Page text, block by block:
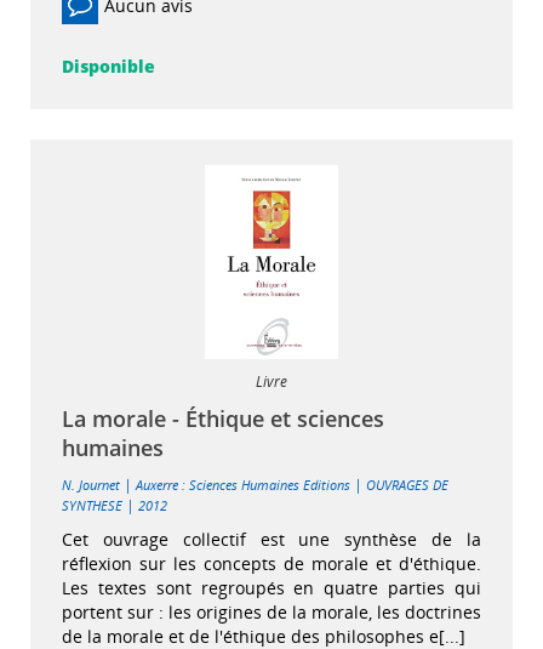
Aucun avis
Disponible
Livre
La morale - Éthique et sciences
humaines
N. Journet |Auxerre : Sciences Humaines Editions | OUVRAGES DE
SYNTHESE | 2012
Cet ouvrage collectif est une synthèse de la
réflexion sur les concepts de morale et d'éthique.
Les textes sont regroupés en quatre parties qui
portent sur : les origines de la morale, les doctrines
de la morale et de l'éthique des philosophes e[...]